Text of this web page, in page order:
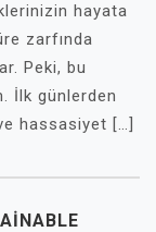
hayata
zarfında
Peki, bu
İlk günlerden
hassasiyet […]